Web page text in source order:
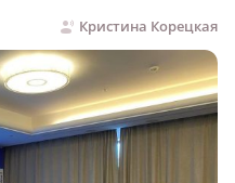
Кристина Корецкая